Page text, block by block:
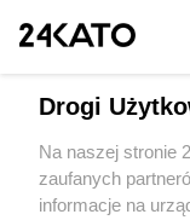
Wydawca mediów
Drogi
Na naszej stronie
zaufanych
informacje na